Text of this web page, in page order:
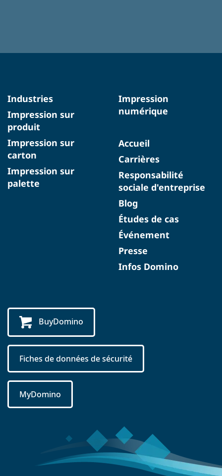
Industries
Impression sur
produit
Impression sur
carton
Impression sur
palette
Impression
numérique
Accueil
Carrières
Responsabilité
sociale d'entreprise
Blog
Études de cas
Événement
Presse
Infos Domino
BuyDomino
Fiches de données de sécurité
MyDomino